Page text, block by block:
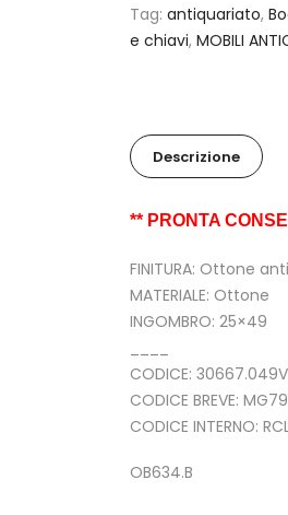
Tag: antiquariato,
e chiavi, MOBILI
Descrizione
** PRONTA
FINITURA: Ottone
MATERIALE: Ottone
INGOMBRO: 25×49
CODICE:
CODICE BREVE:
CODICE INTERNO:
OB634.B